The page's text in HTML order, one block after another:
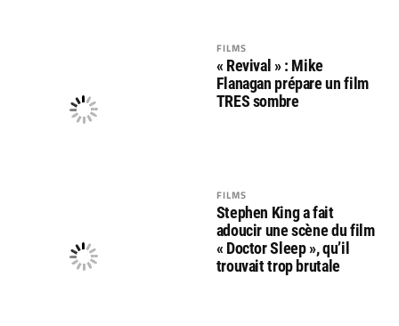
FILMS
« Revival » : Mike
Flanagan prépare un film
TRES sombre
FILMS
Stephen King a fait
adoucir une scène du film
« Doctor Sleep », qu’il
trouvait trop brutale